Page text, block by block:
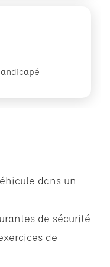
dans un
de sécurité
de